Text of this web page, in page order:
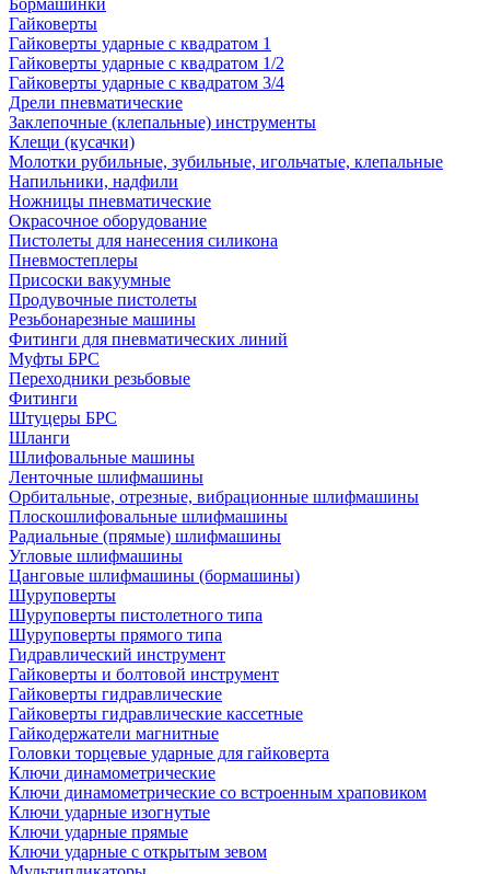
Бормашинки
Гайковерты
Гайковерты ударные с квадратом 1
Гайковерты ударные с квадратом 1/2
Гайковерты ударные с квадратом 3/4
Дрели пневматические
Заклепочные (клепальные) инструменты
Клещи (кусачки)
Молотки рубильные, зубильные, игольчатые, клепальные
Напильники, надфили
Ножницы пневматические
Окрасочное оборудование
Пистолеты для нанесения силикона
Пневмостеплеры
Присоски вакуумные
Продувочные пистолеты
Резьбонарезные машины
Фитинги для пневматических линий
Муфты БРС
Переходники резьбовые
Фитинги
Штуцеры БРС
Шланги
Шлифовальные машины
Ленточные шлифмашины
Орбитальные, отрезные, вибрационные шлифмашины
Плоскошлифовальные шлифмашины
Радиальные (прямые) шлифмашины
Угловые шлифмашины
Цанговые шлифмашины (бормашины)
Шуруповерты
Шуруповерты пистолетного типа
Шуруповерты прямого типа
Гидравлический инструмент
Гайковерты и болтовой инструмент
Гайковерты гидравлические
Гайковерты гидравлические кассетные
Гайкодержатели магнитные
Головки торцевые ударные для гайковерта
Ключи динамометрические
Ключи динамометрические со встроенным храповиком
Ключи ударные изогнутые
Ключи ударные прямые
Ключи ударные с открытым зевом